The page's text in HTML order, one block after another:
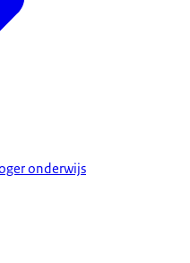
onderwijs